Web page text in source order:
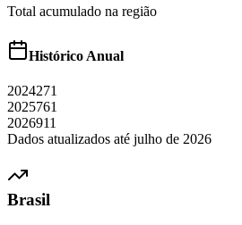
Total acumulado na região
Histórico Anual
2024271
2025761
2026911
Dados atualizados até julho de 2026
Brasil